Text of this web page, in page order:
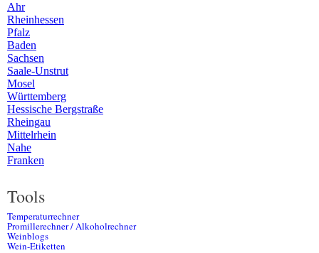
Ahr
Rheinhessen
Pfalz
Baden
Sachsen
Saale-Unstrut
Mosel
Württemberg
Hessische Bergstraße
Rheingau
Mittelrhein
Nahe
Franken
Tools
Temperaturrechner
Promillerechner / Alkoholrechner
Weinblogs
Wein-Etiketten